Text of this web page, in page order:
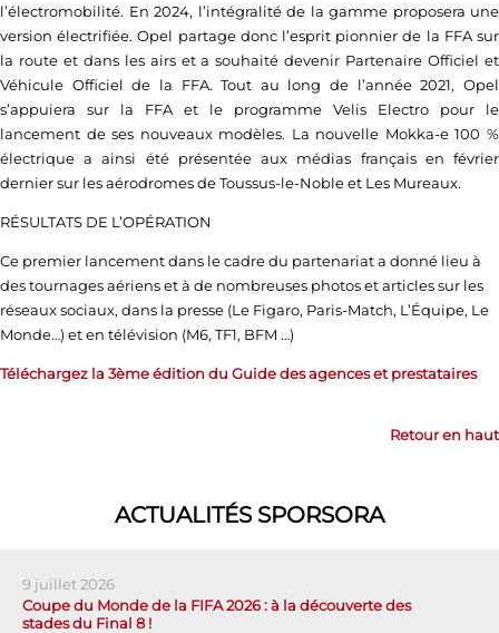
l’électromobilité. En 2024, l’intégralité de la gamme proposera une
version électrifiée. Opel partage donc l’esprit pionnier de la FFA sur
la route et dans les airs et a souhaité devenir Partenaire Officiel et
Véhicule Officiel de la FFA. Tout au long de l’année 2021, Opel
s’appuiera sur la FFA et le programme Velis Electro pour le
lancement de ses nouveaux modèles. La nouvelle Mokka-e 100 %
électrique a ainsi été présentée aux médias français en février
dernier sur les aérodromes de Toussus-le-Noble et Les Mureaux.
RÉSULTATS DE L’OPÉRATION
Ce premier lancement dans le cadre du partenariat a donné lieu à
des tournages aériens et à de nombreuses photos et articles sur les
réseaux sociaux, dans la presse (Le Figaro, Paris-Match, L’Équipe, Le
Monde…) et en télévision (M6, TF1, BFM …)
Téléchargez la 3ème édition du Guide des agences et prestataires
Retour en haut
ACTUALITÉS SPORSORA
9 juillet 2026
Coupe du Monde de la FIFA 2026 : à la découverte des
stades du Final 8 !